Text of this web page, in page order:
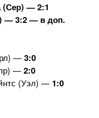
(Сер) — 2:1
— 3:2 — в доп.
— 3:0
— 2:0
(Уэл) — 1:0